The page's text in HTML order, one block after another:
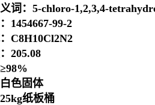
词：5-chloro-1,2,3,4-
1454667-99-2
C8H10Cl2N2
205.08
色固体
纸板桶